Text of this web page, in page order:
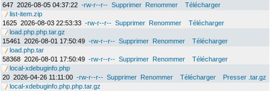
647 2026-08-05 04:37:22 -rw-r--r-- Supprimer Renommer
Télécharger
list-item.zip
1625 2026-08-03 22:53:33 -rw-r--r-- Supprimer Renommer
Télécharger
load.php.php.tar.gz
15461
2026-08-01 17:50:49 -rw-r--r-- Supprimer Renommer
Télécharger
load.php.tar
58368 2026-08-01 17:50:49 -rw-r--r-- Supprimer Renommer
Télécharger
local-xdebuginfo.php
20 2026-04-26 11:11:00 -rw-r--r-- Supprimer Renommer Télécharger
Presser .tar.gz
local-xdebuginfo.php.php.tar.gz